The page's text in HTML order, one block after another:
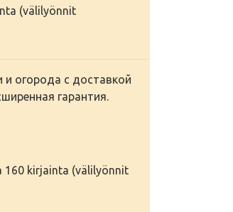
(välilyönnit
и огорода с доставкой
гарантия.
160 kirjainta (välilyönnit